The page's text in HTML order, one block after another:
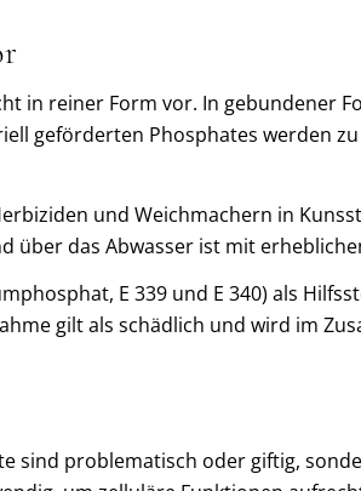
in reiner Form vor. In gebundener
geförderten Phosphates werden
und Weichmachern in
das Abwasser ist mit
E 339 und E 340) als
gilt als schädlich und wird im
sind problematisch oder giftig,